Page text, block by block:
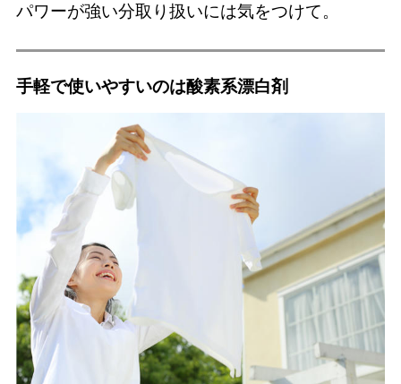
パワーが強い分取り扱いには気をつけて。
手軽で使いやすいのは酸素系漂白剤